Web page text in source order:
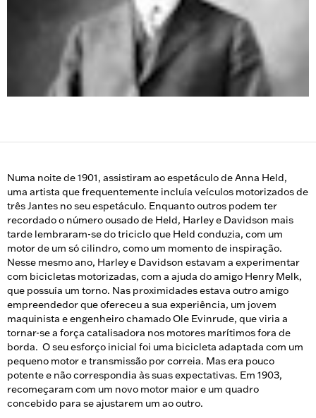
Numa noite de 1901, assistiram ao espetáculo de Anna Held,
uma artista que frequentemente incluía veículos motorizados de
três Jantes no seu espetáculo. Enquanto outros podem ter
recordado o número ousado de Held, Harley e Davidson mais
tarde lembraram-se do triciclo que Held conduzia, com um
motor de um só cilindro, como um momento de inspiração.
Nesse mesmo ano, Harley e Davidson estavam a experimentar
com bicicletas motorizadas, com a ajuda do amigo Henry Melk,
que possuía um torno. Nas proximidades estava outro amigo
empreendedor que ofereceu a sua experiência, um jovem
maquinista e engenheiro chamado Ole Evinrude, que viria a
tornar-se a força catalisadora nos motores marítimos fora de
borda. O seu esforço inicial foi uma bicicleta adaptada com um
pequeno motor e transmissão por correia. Mas era pouco
potente e não correspondia às suas expectativas. Em 1903,
recomeçaram com um novo motor maior e um quadro
concebido para se ajustarem um ao outro.